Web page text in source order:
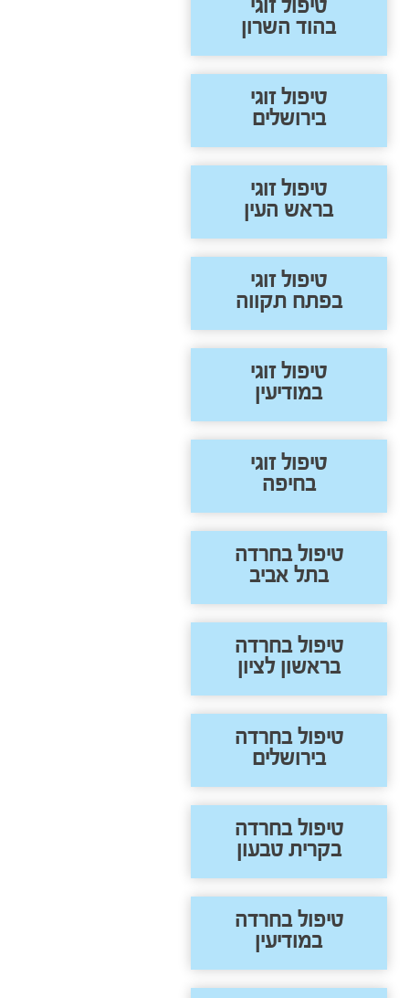
טיפול זוגי
בהוד השרון
טיפול זוגי
בירושלים
טיפול זוגי
בראש העין
טיפול זוגי
בפתח תקווה
טיפול זוגי
במודיעין
טיפול זוגי
בחיפה
טיפול בחרדה
בתל אביב
טיפול בחרדה
בראשון לציון
טיפול בחרדה
בירושלים
טיפול בחרדה
בקרית טבעון
טיפול בחרדה
במודיעין